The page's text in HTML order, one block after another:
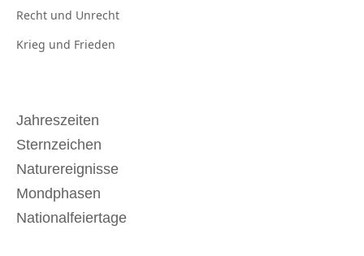
Recht und Unrecht
Krieg und Frieden
Jahreszeiten
Sternzeichen
Naturereignisse
Mondphasen
Nationalfeiertage